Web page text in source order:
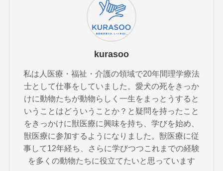
kurasoo
私は人医療・福祉・介護の領域で20年間理学療法
士として仕事をしていました。愛犬の死をきっか
けに動物たちが動物らしく一生をまっとうすると
いうことはどういうことか？と疑問を持ったこと
をきっかけに獣医療に興味を持ち、学びを始め、
獣医療に参加するようになりました。獣医療に従
事して12年経ち、さらに学びつつこれまでの経験
を多くの動物たちに役立てたいと思っています